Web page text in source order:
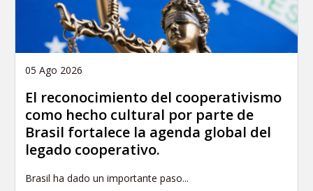
05 Ago 2026
El reconocimiento del cooperativismo
como hecho cultural por parte de
Brasil fortalece la agenda global del
legado cooperativo.
Brasil ha dado un importante paso...